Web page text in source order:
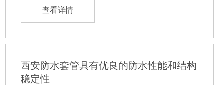
查看详情
西安防水套管具有优良的防水性能和结构
稳定性